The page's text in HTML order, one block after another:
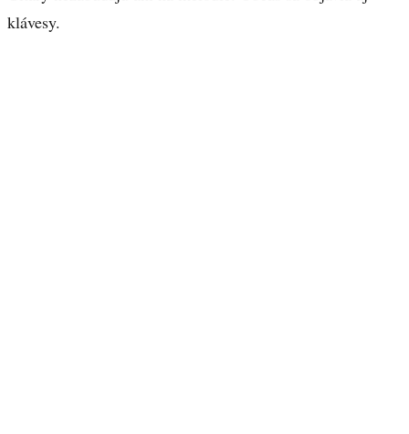
klávesy.